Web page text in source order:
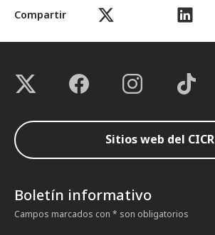
Compartir
Sitios web del CICR
Boletín informativo
Campos marcados con * son obligatorios